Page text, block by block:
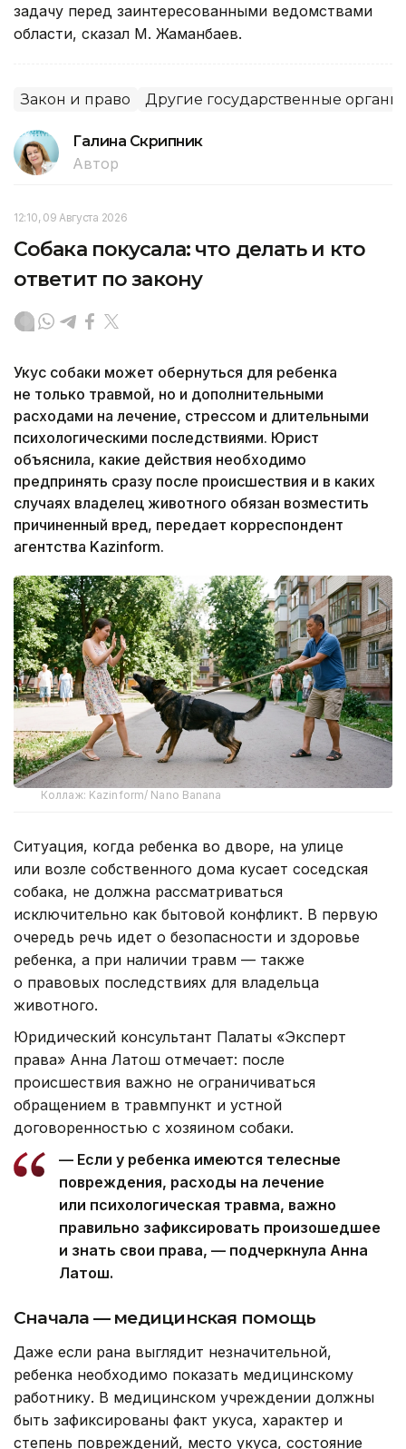
задачу перед заинтересованными ведомствами
области, сказал М. Жаманбаев.
Закон и право Другие государственные органы
Галина Скрипник
Автор
12:10, 09 Августа 2026
Собака покусала: что делать и кто
ответит по закону
Укус собаки может обернуться для ребенка
не только травмой, но и дополнительными
расходами на лечение, стрессом и длительными
психологическими последствиями. Юрист
объяснила, какие действия необходимо
предпринять сразу после происшествия и в каких
случаях владелец животного обязан возместить
причиненный вред, передает корреспондент
агентства Kazinform.
Коллаж: Kazinform/ Nano Banana
Ситуация, когда ребенка во дворе, на улице
или возле собственного дома кусает соседская
собака, не должна рассматриваться
исключительно как бытовой конфликт. В первую
очередь речь идет о безопасности и здоровье
ребенка, а при наличии травм — также
о правовых последствиях для владельца
животного.
Юридический консультант Палаты «Эксперт
права» Анна Латош отмечает: после
происшествия важно не ограничиваться
обращением в травмпункт и устной
договоренностью с хозяином собаки.
— Если у ребенка имеются телесные
повреждения, расходы на лечение
или психологическая травма, важно
правильно зафиксировать произошедшее
и знать свои права, — подчеркнула Анна
Латош.
Сначала — медицинская помощь
Даже если рана выглядит незначительной,
ребенка необходимо показать медицинскому
работнику. В медицинском учреждении должны
быть зафиксированы факт укуса, характер и
степень повреждений, место укуса, состояние